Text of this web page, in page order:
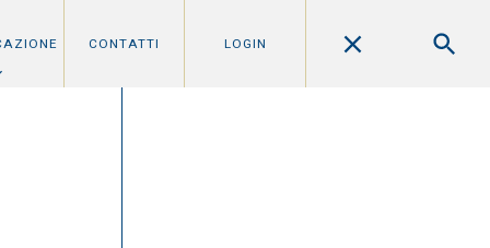
CONTATTI LOGIN